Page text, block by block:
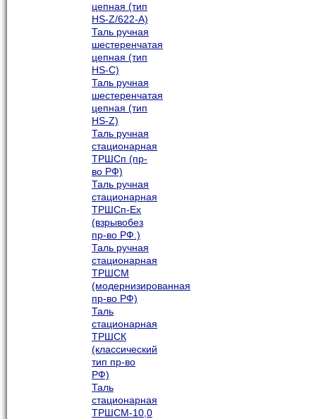
цепная (тип
HS-Z/622-A)
Таль ручная
шестеренчатая
цепная (тип
HS-C)
Таль ручная
шестеренчатая
цепная (тип
HS-Z)
Таль ручная
стационарная
ТРШСп (пр-
во РФ)
Таль ручная
стационарная
ТРШСп-Ех
(взрывобез
пр-во РФ.)
Таль ручная
стационарная
ТРШСМ
(модернизированная
пр-во РФ)
Таль
стационарная
ТРШСК
(классический
тип пр-во
РФ)
Таль
стационарная
ТРШСМ-10,0